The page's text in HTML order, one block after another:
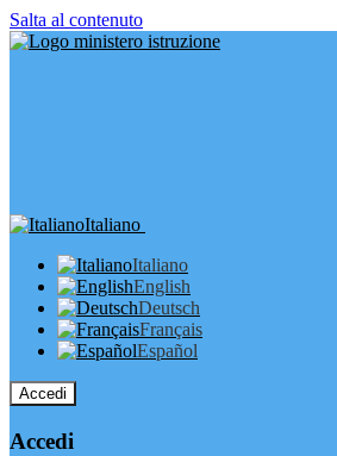
Salta al contenuto
Italiano
Italiano
English
Deutsch
Français
Español
Accedi
Accedi